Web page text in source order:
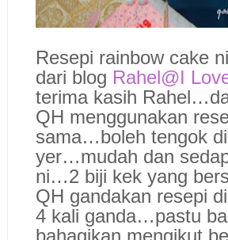
Resepi rainbow cake
dari blog Rahel@I
terima kasih
QH menggunakan
sama…boleh tengok di
yer…mudah dan
ni…2 biji kek yang
QH gandakan resepi
4 kali ganda…pastu